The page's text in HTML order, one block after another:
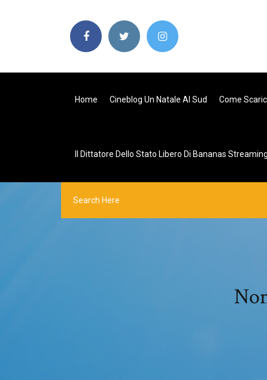
Home Cineblog Un Natale Al Sud Come
Il Dittatore Dello Stato Libero Di Bananas